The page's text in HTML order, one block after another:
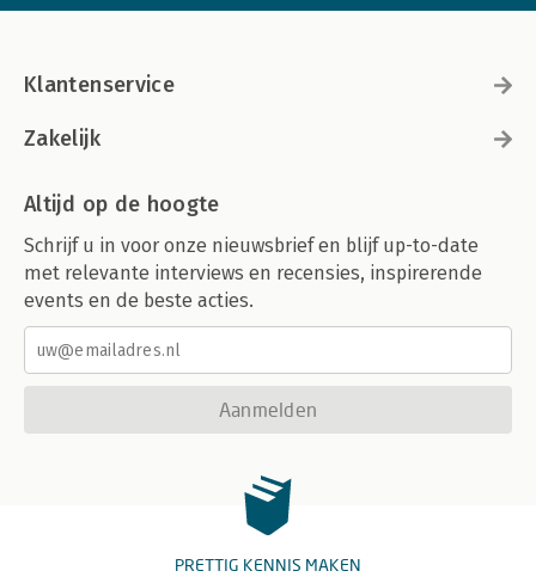
Klantenservice
Zakelijk
Altijd op de hoogte
Schrijf u in voor onze nieuwsbrief en blijf up-to-date
met relevante interviews en recensies, inspirerende
events en de beste acties.
Aanmelden
PRETTIG KENNIS MAKEN